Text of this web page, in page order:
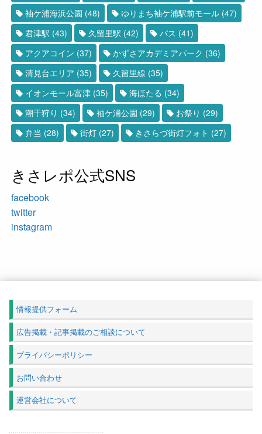
袖ケ浦海浜公園 (48) ゆりまち袖ケ浦駅前モール (47)
君津駅 (43) 久留里駅 (42) バス (41)
アクアコイン (37) かずさアカデミアパーク (36)
清見台エリア (35) 久留里線 (35)
イオンモール富津 (35) 海ほたる (34)
潮干狩り (34) 袖ケ浦公園 (29) お祭り (29)
弁当 (28) 街灯 (27) きさらづ街灯フォト (27)
きさレポ公式SNS
facebook
twitter
instagram
情報提供フォーム
広告掲載・記事掲載のご相談について
プライバシーポリシー
お問い合わせ
運営会社について